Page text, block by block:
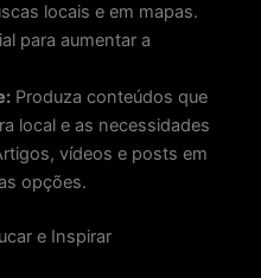
locais e em mapas.
para aumentar a
Produza conteúdos que
local e as necessidades
vídeos e posts em
opções.
e Inspirar